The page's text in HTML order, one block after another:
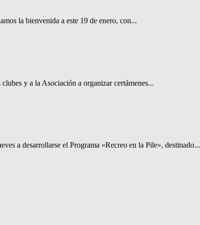
la bienvenida a este 19 de enero, con...
y a la Asociación a organizar certámenes...
a desarrollarse el Programa «Recreo en la Pile», destinado...